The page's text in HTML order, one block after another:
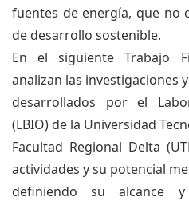
fuentes de energía, que no
de desarrollo sostenible.
En el siguiente Trabajo
analizan las investigaciones
desarrollados por el
(LBIO) de la Universidad
Facultad Regional Delta
actividades y su potencial
definiendo su alcance